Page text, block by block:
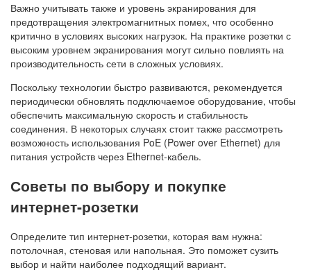
Важно учитывать также и уровень экранирования для
предотвращения электромагнитных помех, что особенно
критично в условиях высоких нагрузок. На практике розетки с
высоким уровнем экранирования могут сильно повлиять на
производительность сети в сложных условиях.
Поскольку технологии быстро развиваются, рекомендуется
периодически обновлять подключаемое оборудование, чтобы
обеспечить максимальную скорость и стабильность
соединения. В некоторых случаях стоит также рассмотреть
возможность использования PoE (Power over Ethernet) для
питания устройств через Ethernet-кабель.
Советы по выбору и покупке
интернет-розетки
Определите тип интернет-розетки, которая вам нужна:
потолочная, стеновая или напольная. Это поможет сузить
выбор и найти наиболее подходящий вариант.